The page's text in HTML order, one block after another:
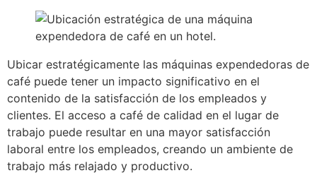
Ubicar estratégicamente las máquinas expendedoras de
café puede tener un impacto significativo en el
contenido de la satisfacción de los empleados y
clientes. El acceso a café de calidad en el lugar de
trabajo puede resultar en una mayor satisfacción
laboral entre los empleados, creando un ambiente de
trabajo más relajado y productivo.